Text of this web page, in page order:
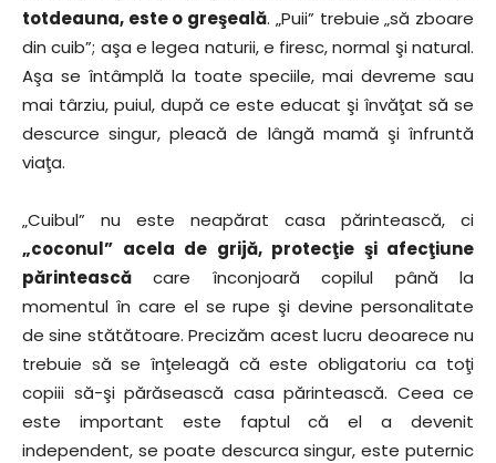
totdeauna, este o greşeală. „Puii” trebuie „să zboare
din cuib”; aşa e legea naturii, e firesc, normal şi natural.
Aşa se întâmplă la toate speciile, mai devreme sau
mai târziu, puiul, după ce este educat şi învăţat să se
descurce singur, pleacă de lângă mamă şi înfruntă
viaţa.
„Cuibul” nu este neapărat casa părintească, ci
„coconul” acela de grijă, protecţie şi afecţiune
părintească care înconjoară copilul până la
momentul în care el se rupe şi devine personalitate
de sine stătătoare. Precizăm acest lucru deoarece nu
trebuie să se înţeleagă că este obligatoriu ca toţi
copiii să-şi părăsească casa părintească. Ceea ce
este important este faptul că el a devenit
independent, se poate descurca singur, este puternic